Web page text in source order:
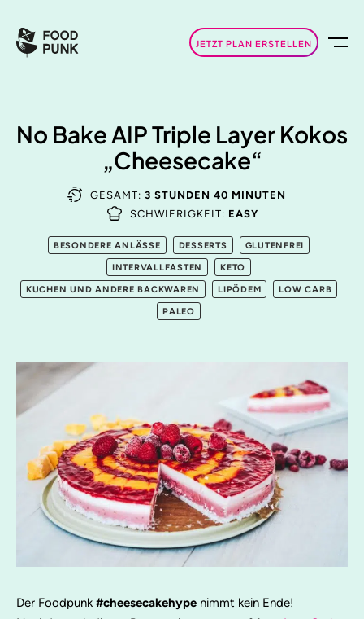
JETZT PLAN ERSTELLEN
No Bake AIP Triple Layer Kokos
„Cheesecake“
GESAMT: 3 STUNDEN 40 MINUTEN
SCHWIERIGKEIT: EASY
BESONDERE ANLÄSSE DESSERTS GLUTENFREI
INTERVALLFASTEN KETO
KUCHEN UND ANDERE BACKWAREN LIPÖDEM LOW CARB
PALEO
Der Foodpunk #cheesecakehype nimmt kein Ende!